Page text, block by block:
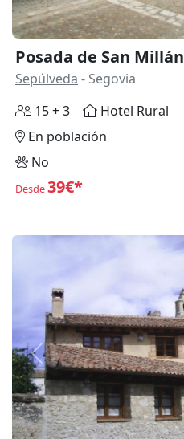
Posada de San Millán
Sepúlveda - Segovia
15 + 3
Hotel Rural
En población
No
Desde39€*
Anterior